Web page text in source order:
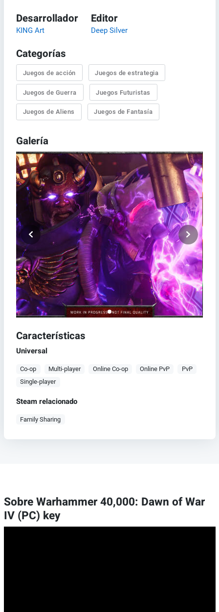
Desarrollador
KING Art
Editor
Deep Silver
Categorías
Juegos de acción Juegos de estrategia
Juegos de Guerra Juegos Futuristas
Juegos de Aliens Juegos de Fantasía
Galería
Características
Universal
Co-op Multi-player Online Co-op Online PvP
PvP
Single-player
Steam relacionado
Family Sharing
Sobre Warhammer 40,000: Dawn of War
IV (PC) key